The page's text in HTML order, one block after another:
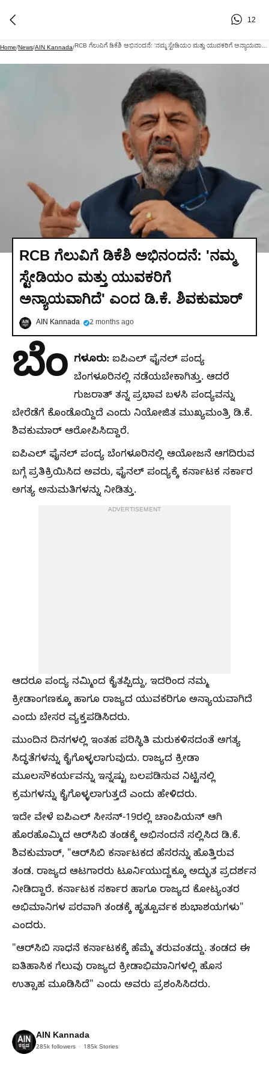
12
Home/News/AIN Kannada/
RCB ಗೆಲುವಿಗೆ ಡಿಕೆಶಿ ಅಭಿನಂದನೆ: 'ನಮ್ಮ
ಸ್ಟೇಡಿಯಂ ಮತ್ತು ಯುವಕರಿಗೆ
ಅನ್ಯಾಯವಾಗಿದೆ' ಎಂದ ಡಿ.ಕೆ. ಶಿವಕುಮಾರ್
AIN Kannada 2 months ago
ಬೆಂ ಗಳೂರು: ಐಪಿಎಲ್ ಫೈನಲ್ ಪಂದ್ಯ
ಬೆಂಗಳೂರಿನಲ್ಲಿ ನಡೆಯಬೇಕಾಗಿತ್ತು. ಆದರೆ
ಗುಜರಾತ್ ತನ್ನ ಪ್ರಭಾವ ಬಳಸಿ ಪಂದ್ಯವನ್ನು
ಬೇರೆಡೆಗೆ ಕೊಂಡೊಯ್ದಿದೆ ಎಂದು ನಿಯೋಜಿತ ಮುಖ್ಯಮಂತ್ರಿ ಡಿ.ಕೆ.
ಶಿವಕುಮಾರ್ ಆರೋಪಿಸಿದ್ದಾರೆ.
ಐಪಿಎಲ್ ಫೈನಲ್ ಪಂದ್ಯ ಬೆಂಗಳೂರಿನಲ್ಲಿ ಆಯೋಜನೆ ಆಗದಿರುವ
ಬಗ್ಗೆ ಪ್ರತಿಕ್ರಿಯಿಸಿದ ಅವರು, ಫೈನಲ್ ಪಂದ್ಯಕ್ಕೆ ಕರ್ನಾಟಕ ಸರ್ಕಾರ
ಅಗತ್ಯ ಅನುಮತಿಗಳನ್ನು ನೀಡಿತ್ತು.
ADVERTISEMENT
ಆದರೂ ಪಂದ್ಯ ನಮ್ಮಿಂದ ಕೈತಪ್ಪಿದ್ದು, ಇದರಿಂದ ನಮ್ಮ
ಕ್ರೀಡಾಂಗಣಕ್ಕೂ ಹಾಗೂ ರಾಜ್ಯದ ಯುವಕರಿಗೂ ಅನ್ಯಾಯವಾಗಿದೆ
ಎಂದು ಬೇಸರ ವ್ಯಕ್ತಪಡಿಸಿದರು.
ಮುಂದಿನ ದಿನಗಳಲ್ಲಿ ಇಂತಹ ಪರಿಸ್ಥಿತಿ ಮರುಕಳಿಸದಂತೆ ಅಗತ್ಯ
ಸಿದ್ಧತೆಗಳನ್ನು ಕೈಗೊಳ್ಳಲಾಗುವುದು. ರಾಜ್ಯದ ಕ್ರೀಡಾ
ಮೂಲಸೌಕರ್ಯವನ್ನು ಇನ್ನಷ್ಟು ಬಲಪಡಿಸುವ ನಿಟ್ಟಿನಲ್ಲಿ
ಕ್ರಮಗಳನ್ನು ಕೈಗೊಳ್ಳಲಾಗುತ್ತದೆ ಎಂದು ಹೇಳಿದರು.
ಇದೇ ವೇಳೆ ಐಪಿಎಲ್ ಸೀಸನ್-19ರಲ್ಲಿ ಚಾಂಪಿಯನ್ ಆಗಿ
ಹೊರಹೊಮ್ಮಿದ ಆರ್‌ಸಿಬಿ ತಂಡಕ್ಕೆ ಅಭಿನಂದನೆ ಸಲ್ಲಿಸಿದ ಡಿ.ಕೆ.
ಶಿವಕುಮಾರ್, "ಆರ್‌ಸಿಬಿ ಕರ್ನಾಟಕದ ಹೆಸರನ್ನು ಹೊತ್ತಿರುವ
ತಂಡ. ರಾಜ್ಯದ ಆಟಗಾರರು ಟೂರ್ನಿಯುದ್ದಕ್ಕೂ ಅದ್ಭುತ ಪ್ರದರ್ಶನ
ನೀಡಿದ್ದಾರೆ. ಕರ್ನಾಟಕ ಸರ್ಕಾರ ಹಾಗೂ ರಾಜ್ಯದ ಕೋಟ್ಯಂತರ
ಅಭಿಮಾನಿಗಳ ಪರವಾಗಿ ತಂಡಕ್ಕೆ ಹೃತ್ಪೂರ್ವಕ ಶುಭಾಶಯಗಳು"
ಎಂದರು.
"ಆರ್‌ಸಿಬಿ ಸಾಧನೆ ಕರ್ನಾಟಕಕ್ಕೆ ಹೆಮ್ಮೆ ತರುವಂತದ್ದು. ತಂಡದ ಈ
ಐತಿಹಾಸಿಕ ಗೆಲುವು ರಾಜ್ಯದ ಕ್ರೀಡಾಭಿಮಾನಿಗಳಲ್ಲಿ ಹೊಸ
ಉತ್ಸಾಹ ಮೂಡಿಸಿದೆ" ಎಂದು ಅವರು ಪ್ರಶಂಸಿಸಿದರು.
AIN Kannada
285k followers 185k Stories